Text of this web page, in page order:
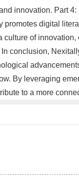
innovation. Part
digital
of
conclusion,
By leveraging
to a more